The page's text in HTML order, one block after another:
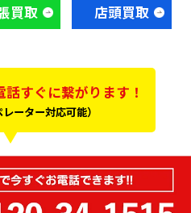
買取 店頭買取
すぐに繋がります！
ーター対応可能）